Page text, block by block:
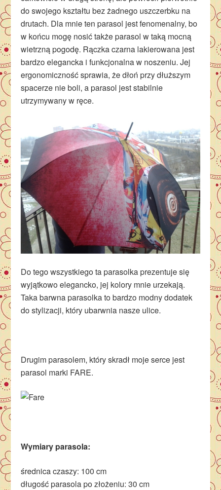
do swojego kształtu bez żadnego uszczerbku na
drutach. Dla mnie ten parasol jest fenomenalny, bo
w końcu mogę nosić także parasol w taką mocną
wietrzną pogodę. Rączka czarna lakierowana jest
bardzo elegancka i funkcjonalna w noszeniu. Jej
ergonomiczność sprawia, że dłoń przy dłuższym
spacerze nie boli, a parasol jest stabilnie
utrzymywany w ręce.
Do tego wszystkiego ta parasolka prezentuje się
wyjątkowo elegancko, jej kolory mnie urzekają.
Taka barwna parasolka to bardzo modny dodatek
do stylizacji, który ubarwnia nasze ulice.
Drugim parasolem, który skradł moje serce jest
parasol marki FARE.
Wymiary parasola:
średnica czaszy: 100 cm
długość parasola po złożeniu: 30 cm